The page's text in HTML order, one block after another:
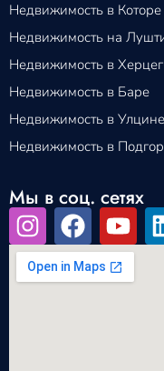
Недвижимость в Которе
Недвижимость на
Недвижимость в
Недвижимость в Баре
Недвижимость в Улцине
Недвижимость в
Мы в соц. сетях